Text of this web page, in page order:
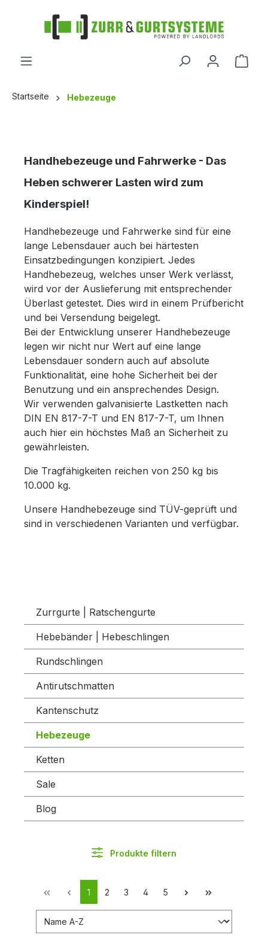
springen
Startseite Hebezeuge
Handhebezeuge und Fahrwerke - Das
Heben schwerer Lasten wird zum
Kinderspiel!
Handhebezeuge und Fahrwerke sind für eine
lange Lebensdauer auch bei härtesten
Einsatzbedingungen konzipiert. Jedes
Handhebezeug, welches unser Werk verlässt,
wird vor der Auslieferung mit entsprechender
Überlast getestet. Dies wird in einem Prüfbericht
und bei Versendung beigelegt.
Bei der Entwicklung unserer Handhebezeuge
legen wir nicht nur Wert auf eine lange
Lebensdauer sondern auch auf absolute
Funktionalität, eine hohe Sicherheit bei der
Benutzung und ein ansprechendes Design.
Wir verwenden galvanisierte Lastketten nach
DIN EN 817-7-T und EN 817-7-T, um Ihnen
auch hier ein höchstes Maß an Sicherheit zu
gewährleisten.
Die Tragfähigkeiten reichen von 250 kg bis
10.000 kg.
Unsere Handhebezeuge sind TÜV-geprüft und
sind in verschiedenen Varianten und verfügbar.
Zurrgurte | Ratschengurte
Hebebänder | Hebeschlingen
Rundschlingen
Antirutschmatten
Kantenschutz
Hebezeuge
Ketten
Sale
Blog
Produkte filtern
1 2 3 4 5